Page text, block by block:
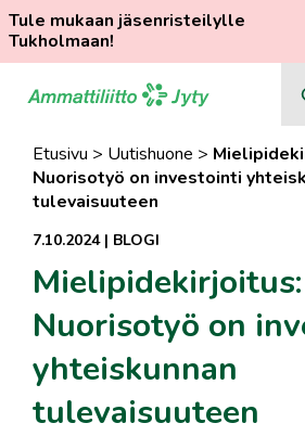
Tule mukaan jäsenristeilylle
Tukholmaan!
suoraan
Etusivu > Uutishuone >
Nuorisotyö on investointi
tulevaisuuteen
7.10.2024| BLOGI
Mielipidekirjoitus:
Nuorisotyö on
yhteiskunnan
tulevaisuuteen